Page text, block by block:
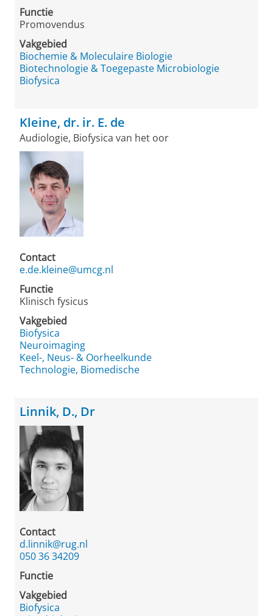
Functie
Promovendus
Vakgebied
Biochemie & Moleculaire Biologie
Biotechnologie & Toegepaste Microbiologie
Biofysica
Kleine, dr. ir. E. de
Audiologie, Biofysica van het oor
Contact
e.de.kleine@umcg.nl
Functie
Klinisch fysicus
Vakgebied
Biofysica
Neuroimaging
Keel-, Neus- & Oorheelkunde
Technologie, Biomedische
Linnik, D., Dr
Contact
d.linnik@rug.nl
050 36 34209
Functie
Vakgebied
Biofysica